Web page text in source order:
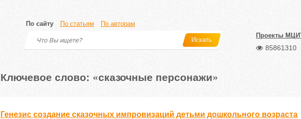
По сайту По статьям По авторам
Искать
Проекты
85861310
Ключевое слово: «сказочные персонажи»
Генезис создание сказочных импровизаций детьми дошкольного возраста